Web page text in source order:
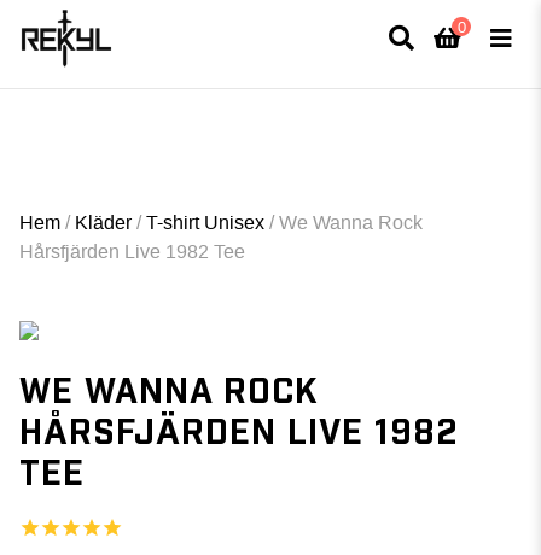
FULLT TRYCK I LEDNINGAR- MEDFÖR LÄNGRE LEVERANSTID - FRI FRAKT
0
Hem/ Kläder/T-shirt Unisex/We Wanna Rock
Hårsfjärden Live 1982 Tee
WE WANNA ROCK
HÅRSFJÄRDEN LIVE 1982
TEE